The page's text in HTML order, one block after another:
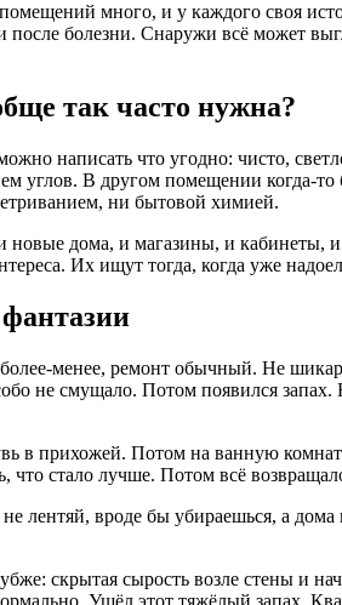
много, и у каждого своя
болезни. Снаружи всё может
так часто нужна?
написать что угодно: чисто,
углов. В другом помещении когда-
ни бытовой химией.
дома, и магазины, и
Их ищут тогда, когда уже
менее, ремонт обычный. Не
не смущало. Потом появился
в прихожей. Потом на ванную
что стало лучше. Потом всё
вроде бы убираешься, а дома
скрытая сырость возле стены и
Ушёл этот тяжёлый запах.